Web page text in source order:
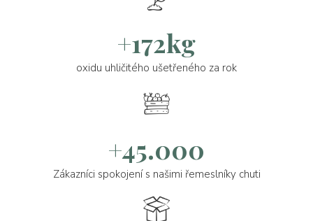
+172kg
oxidu uhličitého ušetřeného za rok
+45.000
Zákazníci spokojení s našimi řemeslníky chuti